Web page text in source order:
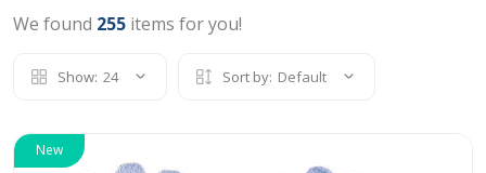
We found 255 items for you!
Show: 24 Sort by: Default
New